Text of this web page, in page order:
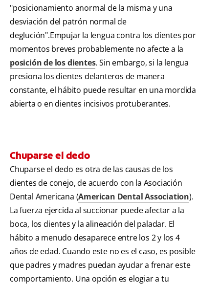
"posicionamiento anormal de la misma y una
desviación del patrón normal de
deglución".Empujar la lengua contra los dientes por
momentos breves probablemente no afecte a la
posición de los dientes. Sin embargo, si la lengua
presiona los dientes delanteros de manera
constante, el hábito puede resultar en una mordida
abierta o en dientes incisivos protuberantes.
Chuparse el dedo
Chuparse el dedo es otra de las causas de los
dientes de conejo, de acuerdo con la Asociación
Dental Americana (American Dental Association).
La fuerza ejercida al succionar puede afectar a la
boca, los dientes y la alineación del paladar. El
hábito a menudo desaparece entre los 2 y los 4
años de edad. Cuando este no es el caso, es posible
que padres y madres puedan ayudar a frenar este
comportamiento. Una opción es elogiar a tu